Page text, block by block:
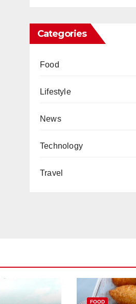
Categories
Food
Lifestyle
News
Technology
Travel
FOOD